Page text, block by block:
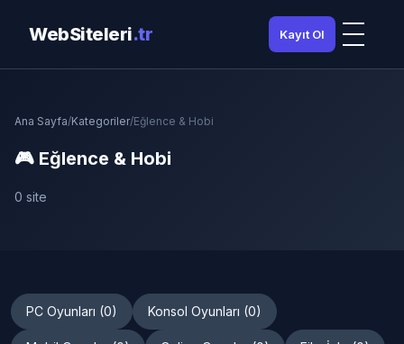
WebSiteleri.tr Kayıt Ol
Ana Sayfa/Kategoriler/Eğlence & Hobi
🎮 Eğlence & Hobi
0 site
PC Oyunları (0) Konsol Oyunları (0)